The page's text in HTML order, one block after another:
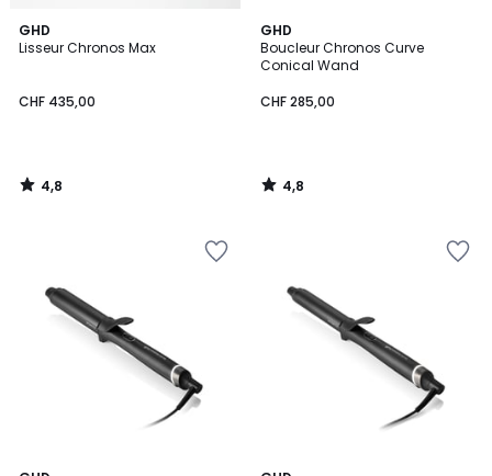
GHD
Lisseur Chronos Max
CHF 435,00
4,8
/ 5
4,8
/
GHD
Boucleur Chronos Curve
Conical Wand
CHF 285,00
4,8
/ 5
4,8
/